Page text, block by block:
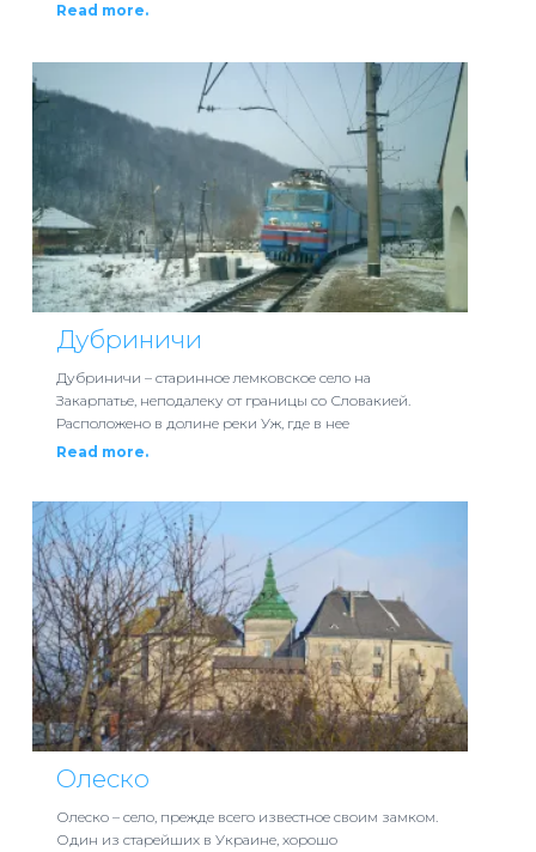
Read more.
Дубриничи
Дубриничи – старинное лемковское село на
Закарпатье, неподалеку от границы со Словакией.
Расположено в долине реки Уж, где в нее
Read more.
Олеско
Олеско – село, прежде всего известное своим замком.
Один из старейших в Украине, хорошо